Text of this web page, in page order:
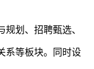
划、招聘甄选、
系等板块。同时设